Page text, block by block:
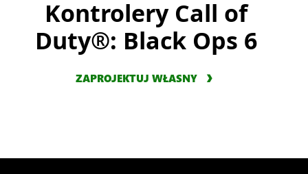
Kontrolery Call of
Duty®: Black Ops 6
ZAPROJEKTUJ WŁASNY